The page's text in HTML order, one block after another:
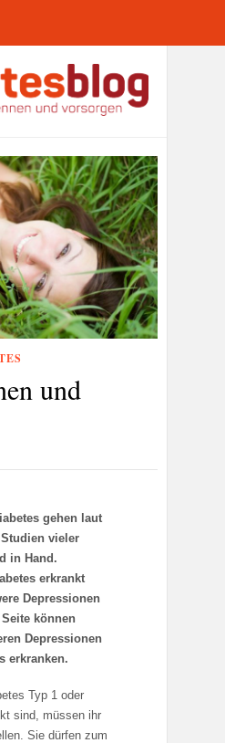
und
gehen laut
vieler
in Hand.
erkrankt
Depressionen
können
Depressionen
erkranken.
Typ 1 oder
sind, müssen ihr
Sie dürfen zum